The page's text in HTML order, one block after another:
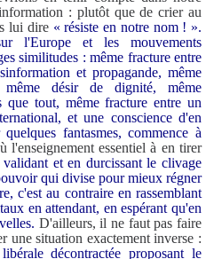
: plutôt que de crier au
lui dire « résiste en notre nom ! ».
l'Europe et les mouvements
similitudes : même fracture entre
et propagande, même
désir de dignité, même
tout, même fracture entre un
et une conscience d'en
fantasmes, commence à
l'enseignement essentiel à en tirer
validant et en durcissant le clivage
qui divise pour mieux régner
c'est au contraire en rassemblant
en attendant, en espérant qu'en
D'ailleurs, il ne faut pas faire
situation exactement inverse :
décontractée proposant le